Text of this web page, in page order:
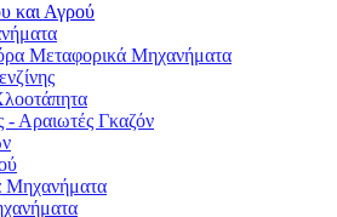
και Αγρού
Μεταφορικά Μηχανήματα
- Αραιωτές Γκαζόν
Μηχανήματα